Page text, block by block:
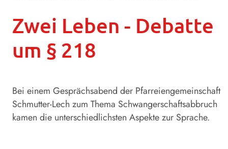
Zwei Leben - Debatte
um § 218
Bei einem Gesprächsabend der Pfarreiengemeinschaft
Schmutter-Lech zum Thema Schwangerschaftsabbruch
kamen die unterschiedlichsten Aspekte zur Sprache.